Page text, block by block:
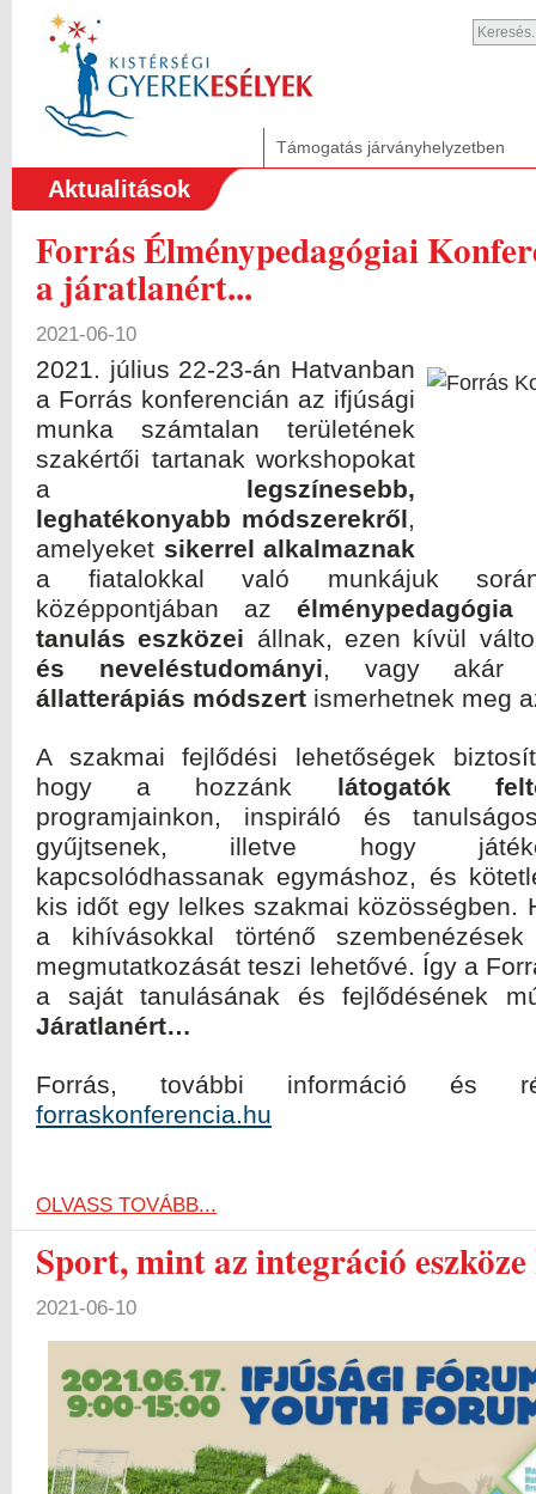
Támogatás járványhelyzetben
Aktualitások
Forrás Élménypedagógiai
a járatlanért...
2021-06-10
2021. július 22-23-án Hatvanban
a Forrás konferencián az ifjúsági
munka számtalan területének
szakértői tartanak workshopokat
a legszínesebb,
leghatékonyabb módszerekről,
amelyeket sikerrel alkalmaznak
a fiatalokkal való munkájuk
középpontjában azélménypedagógia
tanulás eszközei állnak, ezen kívül
és neveléstudományi, vagy
állatterápiás módszert ismerhetnek meg
A szakmai fejlődési lehetőségek
hogy a hozzánk látogatók
programjainkon, inspiráló és
gyűjtsenek, illetve hogy
kapcsolódhassanak egymáshoz, és
kis időt egy lelkes szakmai közösségben.
a kihívásokkal történő
megmutatkozását teszi lehetővé. Így a
a saját tanulásának és fejlődésének
Járatlanért…
Forrás, további információ és
forraskonferencia.hu
OLVASS TOVÁBB...
Sport, mint az integráció
2021-06-10